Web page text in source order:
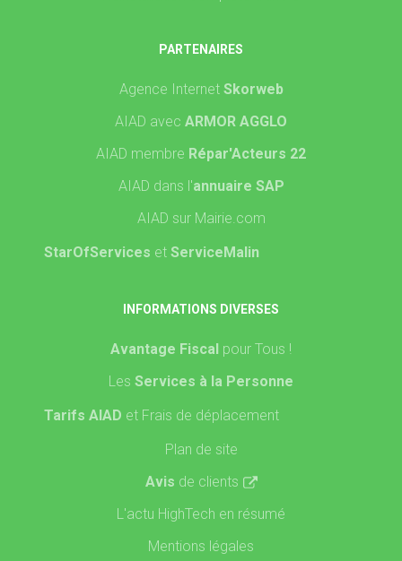
PARTENAIRES
Agence Internet Skorweb
AIAD avec ARMOR AGGLO
AIAD membre Répar'Acteurs 22
AIAD dans l'annuaire SAP
AIAD sur Mairie.com
StarOfServices et ServiceMalin
INFORMATIONS DIVERSES
Avantage Fiscal pour Tous !
Les Services à la Personne
Tarifs AIAD et Frais de déplacement
Plan de site
Avis de clients
L'actu HighTech en résumé
Mentions légales